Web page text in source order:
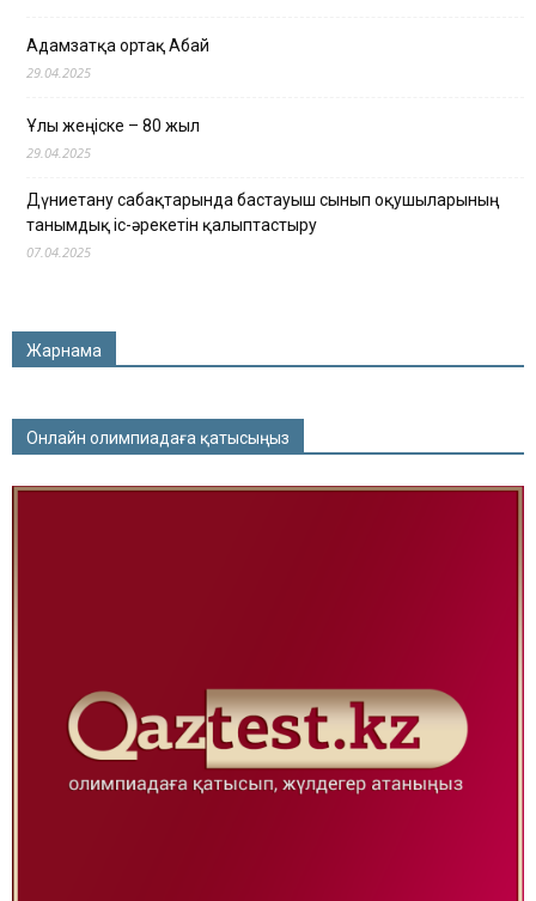
Адамзатқа ортақ Абай
29.04.2025
Ұлы жеңіске – 80 жыл
29.04.2025
Дүниетану сабақтарында бастауыш сынып оқушыларының
танымдық іс-әрекетін қалыптастыру
07.04.2025
Жарнама
Онлайн олимпиадаға қатысыңыз